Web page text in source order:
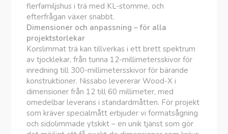
flerfamiljshus i trä med KL-stomme, och
efterfrågan växer snabbt.
Dimensioner och anpassning – för alla
projektstorlekar
Korslimmat trä kan tillverkas i ett brett spektrum
av tjocklekar, från tunna 12-millimetersskivor för
inredning till 300-millimetersskivor för bärande
konstruktioner. Nissabo levererar Wood-X i
dimensioner från 12 till 60 millimeter, med
omedelbar leverans i standardmåtten. För projekt
som kräver specialmått erbjuder vi formatsågning
och sidolimmade ytskikt – en unik tjänst som gör